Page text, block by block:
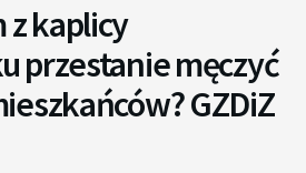
z kaplicy
przestanie męczyć
GZDiZ